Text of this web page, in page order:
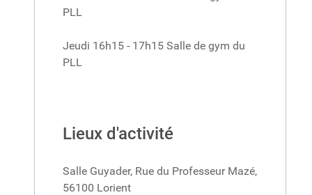
PLL
Jeudi 16h15 - 17h15 Salle de gym du
PLL
Lieux d'activité
Salle Guyader, Rue du Professeur Mazé,
56100 Lorient